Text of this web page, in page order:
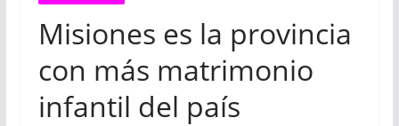
Misiones es la provincia
con más matrimonio
infantil del país